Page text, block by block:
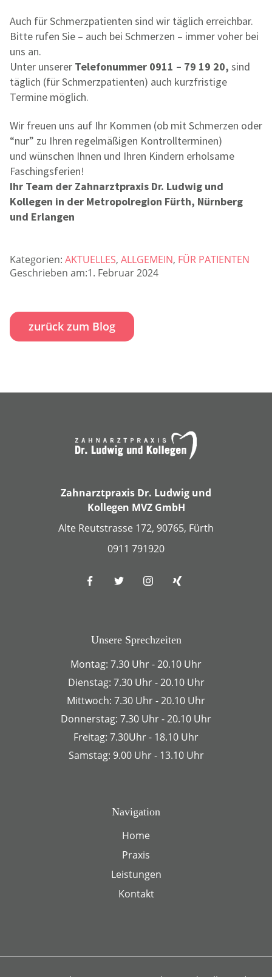
Auch für Schmerzpatienten sind wir täglich erreichbar.
Bitte rufen Sie – auch bei Schmerzen – immer voher bei
uns an.
Unter unserer Telefonummer 0911 – 79 19 20, sind
täglich (für Schmerzpatienten) auch kurzfristige
Termine möglich.
Wir freuen uns auf Ihr Kommen (ob mit Schmerzen oder
“nur” zu Ihren regelmäßigen Kontrollterminen)
und wünschen Ihnen und Ihren Kindern erholsame
Faschingsferien!
Ihr Team der Zahnarztpraxis Dr. Ludwig und
Kollegen in der Metropolregion Fürth, Nürnberg
und Erlangen
Kategorien: AKTUELLES, ALLGEMEIN, FÜR PATIENTEN
Geschrieben am:1. Februar 2024
zurück zum Blog
Zahnarztpraxis Dr. Ludwig und
Kollegen MVZ GmbH
Alte Reutstrasse 172, 90765, Fürth
0911 791920
Unsere Sprechzeiten
Montag: 7.30 Uhr - 20.10 Uhr
Dienstag: 7.30 Uhr - 20.10 Uhr
Mittwoch: 7.30 Uhr - 20.10 Uhr
Donnerstag: 7.30 Uhr - 20.10 Uhr
Freitag: 7.30Uhr - 18.10 Uhr
Samstag: 9.00 Uhr - 13.10 Uhr
Navigation
Home
Praxis
Leistungen
Kontakt